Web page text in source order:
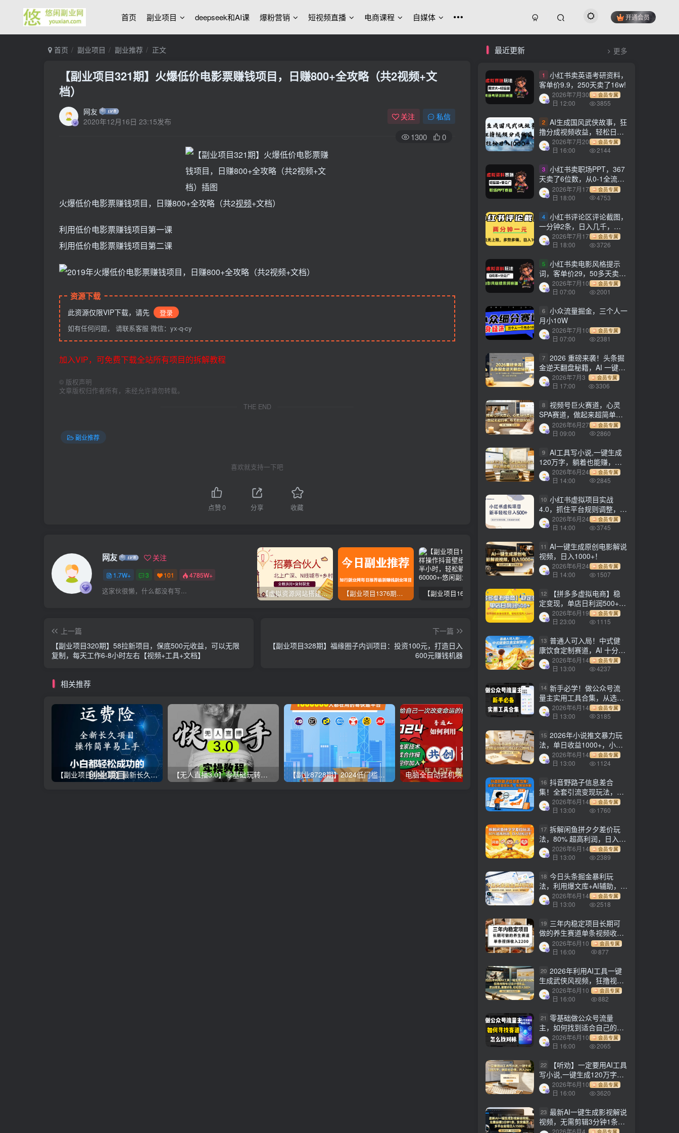
首页 副业项目 deepseek和AI课 爆粉营销 短视频直播 电商课程 自媒体 开通会员
首页 副业项目 副业推荐 正文
【副业项目321期】火爆低价电影票赚钱项目，日赚800+全攻略（共2视频+文
档）
网友
2020年12月16日 23:15发布
关注 私信
1300 0
火爆低价电影票赚钱项目，日赚800+全攻略（共2视频+文档）
利用低价电影票赚钱项目第一课
利用低价电影票赚钱项目第二课
资源下载
此资源仅限VIP下载，请先
登录
如有任何问题， 请联系客服 微信：yx-q-cy
加入VIP，可免费下载全站所有项目的拆解教程
© 版权声明
文章版权归作者所有，未经允许请勿转载。
THE END
副业推荐
喜欢就支持一下吧
点赞0 分享 收藏
网友 关注
1.7W+ 3 101 4785W+
这家伙很懒，什么都没有写... 【虚拟资源网站搭建服务】加盟本站系统，做一个和本站一样的独立网站，躺赚的项目 【副业项目1376期】龟课最新闲鱼项目玩法实战教程_全新升级月收益几千到几万 【副业项目4441期】最新长久稳定暴利项目，运费险全新玩法，日赚1000（包含详细教程，全程指导）
上一篇
【副业项目320期】58拉新项目，保底500元收益，可以无限
复制，每天工作6-8小时左右【视频+工具+文档】
下一篇
【副业项目328期】福缘圈子内训项目：投资100元，打造日入
600元赚钱机器
相关推荐
【副业项目4441期】最新长久稳定暴利项目，运费险全新玩法，日赚1000（包含详细教程，全程指导） 【无人直播3.0】零基础玩转男粉快手无人直播日产1000+，稳狠猛，2023男粉落地项目实操教程 【副业8728期】2024低门槛副业风口快递CPS，月收入过万的项目
最近更新 更多
1
小红书卖英语考研资料，
客单价9.9，250天卖了16w!
2026年7月30
日 12:00
会员专属
3855
2 AI生成国风武侠故事，狂
撸分成视频收益，轻松日入
1000+【可多平台分发】！
2026年7月20
日 16:00
会员专属
2144
3 小红书卖职场PPT，367
天卖了6位数，从0-1全流程
讲解2026年7月17
日 18:00
会员专属
4753
4 小红书评论区评论截图，
一分钟2条，日入几千，多
劳多得!2026年7月17
日 18:00
会员专属
3726
5 小红书卖电影风格提示
词，客单价29，50多天卖了
790单，小白直接抄作业！
2026年7月10
日 07:00
会员专属
2001
6 小众流量掘金，三个人一
月小10W
2026年7月10
日 07:00
会员专属
2381
7 2026 重磅来袭！头条掘
金逆天翻盘秘籍，AI 一键打
造爆款内容，只需简单复制
粘贴，日入 1000 + 轻松实
2026年7月3
日 17:00
会员专属
3306
8 视频号巨火赛道，心灵
SPA赛道，做起来超简单，
每天收益800+！
2026年6月27
日 09:00
会员专属
2860
9 AI工具写小说,一键生成
120万字，躺着也能赚，月
入2w+！2026年6月24
日 14:00
会员专属
2845
10 小红书虚拟项目实战
4.0，抓住平台规则调整，单
店日入500+！
2026年6月24
日 14:00
会员专属
3745
11 AI一键生成原创电影解说
视频，日入1000+！
2026年6月24
日 14:00
会员专属
1507
12
【拼多多虚拟电商】稳
定变现，单店日利润500+，
软件挂机全自动发货，轻松
实现月入1w+！
2026年6月19
日 23:00
会员专属
1115
13 普通人可入局！中式健
康饮食定制赛道，AI 十分钟
做爆款，变现超给力
2026年6月14
日 13:00
会员专属
4237
14 新手必学！做公众号流
量主实用工具合集，从选题
到变现，一篇搞定（新手必
备）
2026年6月14
日 13:00
会员专属
3185
15 2026年小说推文暴力玩
法，单日收益1000+，小白
看完即可上手
2026年6月14
日 13:00
会员专属
1124
16 抖音野路子信息差合
集！全套引流变现玩法，保
姆级拆解
2026年6月14
日 13:00
会员专属
1760
17 拆解闲鱼拼夕夕差价玩
法，80% 超高利润，日入轻
松过千2026年6月14
日 13:00
会员专属
2389
18 今日头条掘金暴利玩
法，利用爆文库+AI辅助，轻
松矩阵、当天起号，简单粗
暴，日入1000+
2026年6月14
日 13:00
会员专属
2518
19 三年内稳定项目长期可
做的养生赛道单条视频收入
22002026年6月10
日 16:00
会员专属
877
20 2026年利用AI工具一键
生成武侠风视频，狂撸视频
号分成计划收益，原创度
高，画面好看，轻松日入
2026年6月10
日 16:00
会员专属
882
21 零基础做公众号流量
主，如何找到适合自己的赛
道
2026年6月10
日 16:00
会员专属
2065
22
【听劝】一定要用AI工具
写小说,一键生成120万字，
躺着也能赚，月入2w+
2026年6月10
日 16:00
会员专属
3620
23 最新AI一键生成影视解说
视频，无需剪辑3分钟1条，